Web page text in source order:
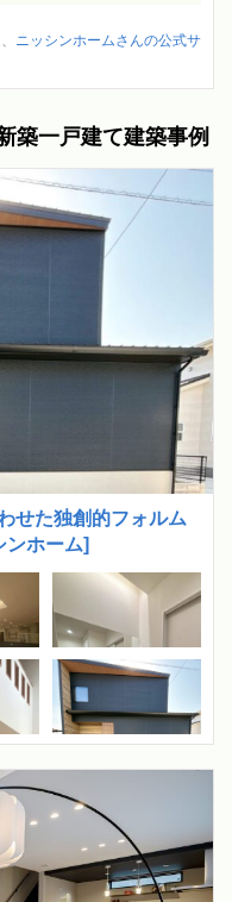
ニッシンホームさんの公式サ
築一戸建て建築事例
せた独創的フォルム
ンホーム]